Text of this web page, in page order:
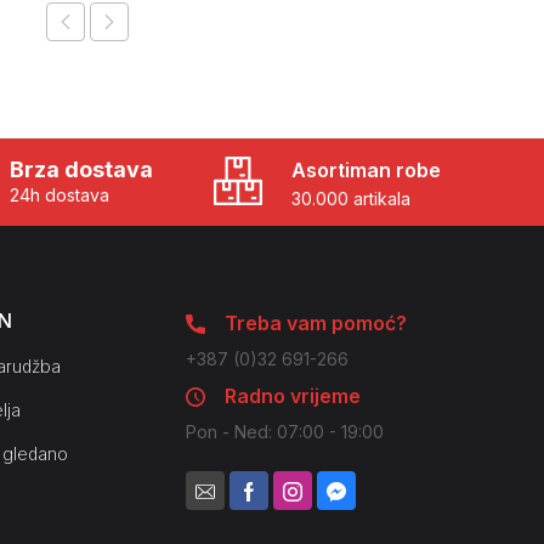
Brza dostava
24h dostava
Asortiman robe
30.000 artikala
Treba vam pomoć?
+387 (0)32 691-266
Radno vrijeme
Pon - Ned: 07:00 - 19:00